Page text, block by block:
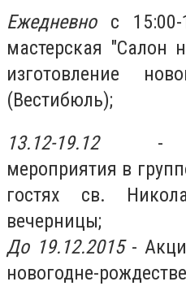
Ежедневнос 15:00-
мастерская "Салон
изготовление
(Вестибюль);
13.12-19.12-
мероприятия в
гостях св.
вечерницы;
До 19.12.2015-
новогодне-